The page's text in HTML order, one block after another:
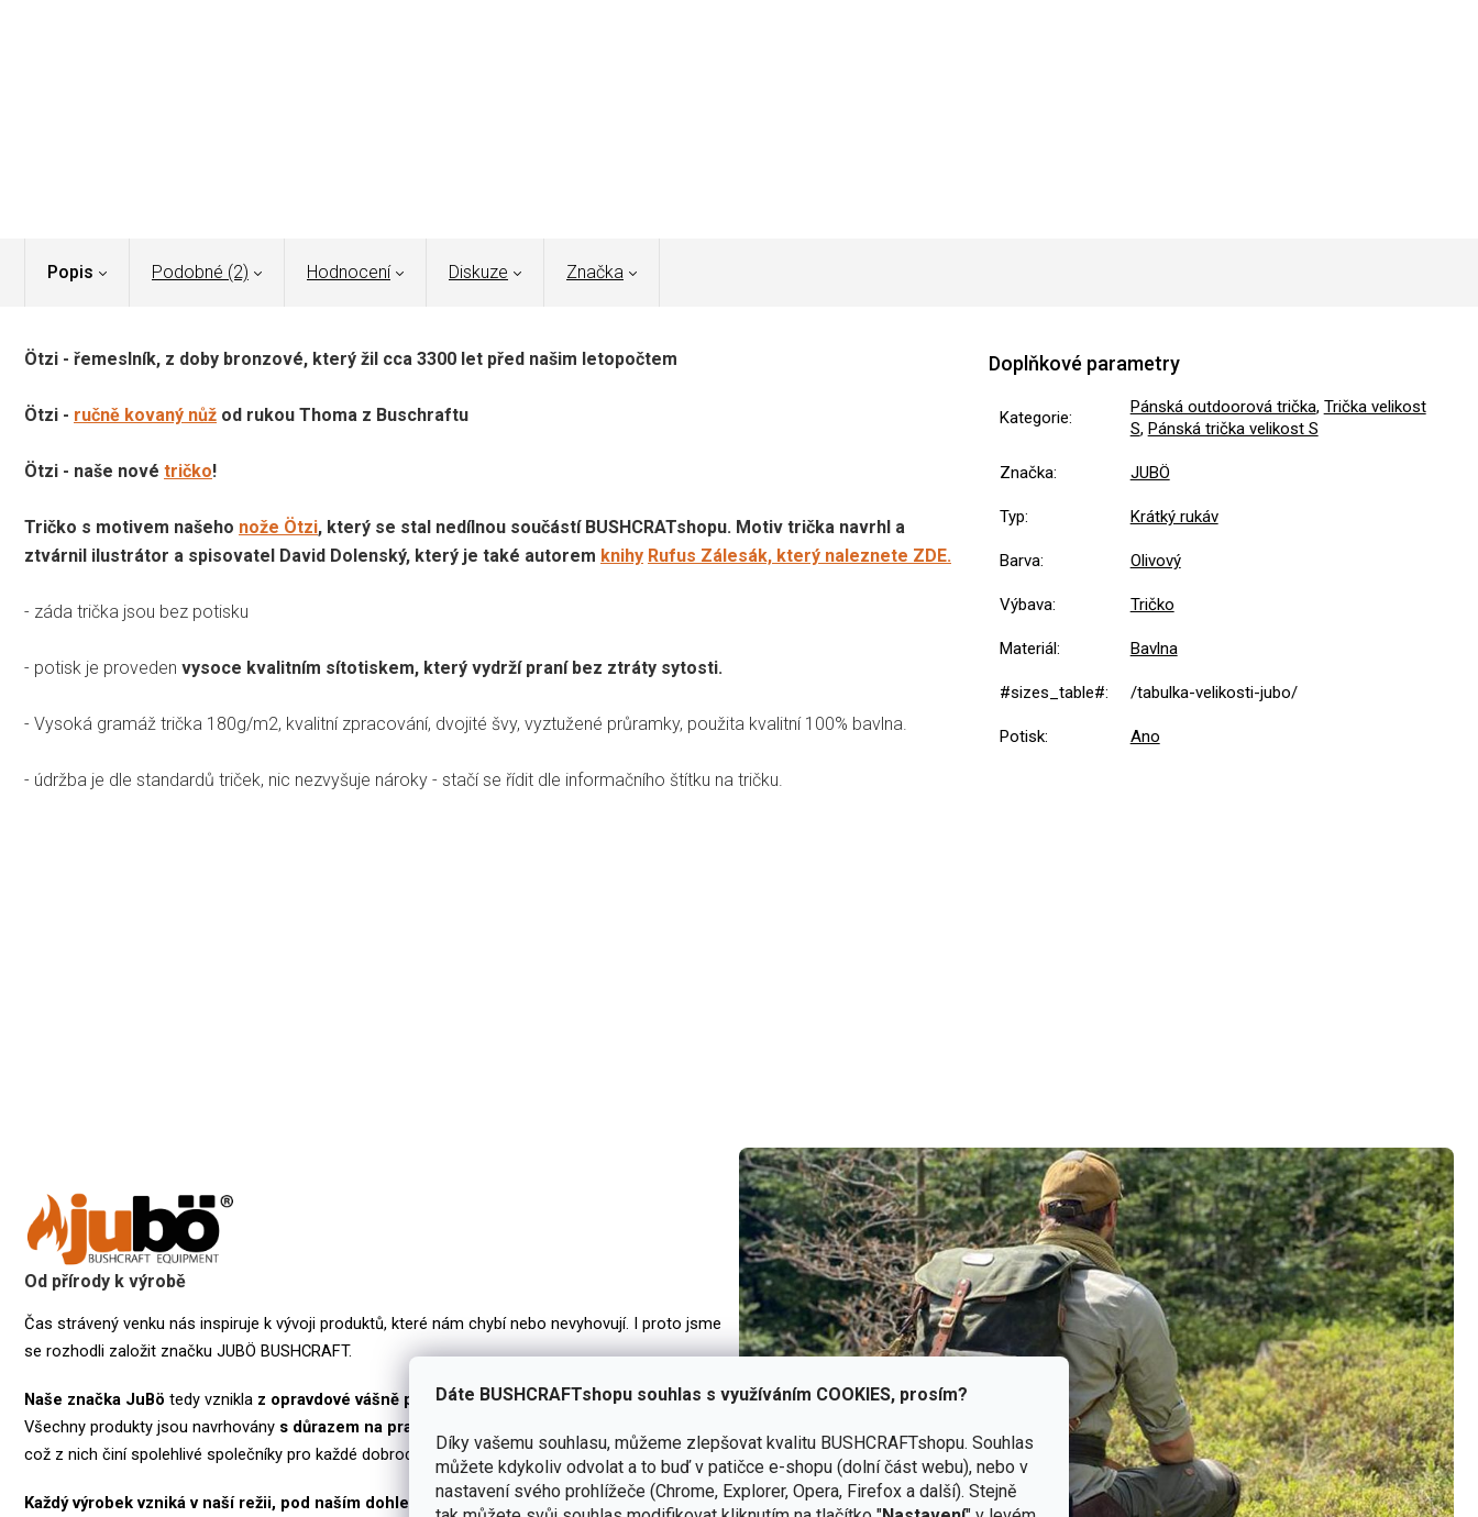
Dáte BUSHCRAFTshopu souhlas s využíváním COOKIES, prosím?
Díky vašemu souhlasu, můžeme zlepšovat kvalitu BUSHCRAFTshopu. Souhlas
můžete kdykoliv odvolat a to buď v patičce e-shopu (dolní část webu), nebo v
nastavení svého prohlížeče (Chrome, Explorer, Opera, Firefox a další). Stejně
Popis Podobné (2) Hodnocení Diskuze Značka
Ötzi - řemeslník, z doby bronzové, který žil cca 3300 let před našim letopočtem
Ötzi - ručně kovaný nůž od rukou Thoma z Buschraftu
Ötzi - naše nové tričko!
Tričko s motivem našeho nože Ötzi, který se stal nedílnou součástí BUSHCRATshopu. Motiv trička navrhl a
ztvárnil ilustrátor a spisovatel David Dolenský, který je také autorem knihy Rufus Zálesák, který naleznete ZDE.
- záda trička jsou bez potisku
- potisk je proveden vysoce kvalitním sítotiskem, který vydrží praní bez ztráty sytosti.
- Vysoká gramáž trička 180g/m2, kvalitní zpracování, dvojité švy, vyztužené průramky, použita kvalitní 100% bavlna.
- údržba je dle standardů triček, nic nezvyšuje nároky - stačí se řídit dle informačního štítku na tričku.
Doplňkové parametry
Kategorie:
Pánská outdoorová trička, Trička velikost
S, Pánská trička velikost S
Značka: JUBÖ
Typ: Krátký rukáv
Barva: Olivový
Výbava: Tričko
Materiál: Bavlna
#sizes_table#: /tabulka-velikosti-jubo/
Potisk: Ano
Od přírody k výrobě
Čas strávený venku nás inspiruje k vývoji produktů, které nám chybí nebo nevyhovují. I proto jsme
se rozhodli založit značku JUBÖ BUSHCRAFT.
Naše značka JuBö tedy vznikla z opravdové vášně pro bushcraft a outdoorové aktivity.
Všechny produkty jsou navrhovány s důrazem na praktičnost, odolnost a dlouhou životnost
což z nich činí spolehlivé společníky pro každé dobrodružství v přírodě.
Každý výrobek vzniká v naší režii, pod naším dohledem a v našich dílnách.